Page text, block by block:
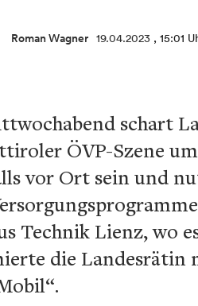
Roman Wagner 19.04.2023 , 15:01
schart
ÖVP-Szene
vor Ort sein und
Technik Lienz, wo
die Landesrätin